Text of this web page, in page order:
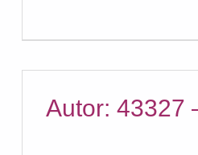
Autor: 43327